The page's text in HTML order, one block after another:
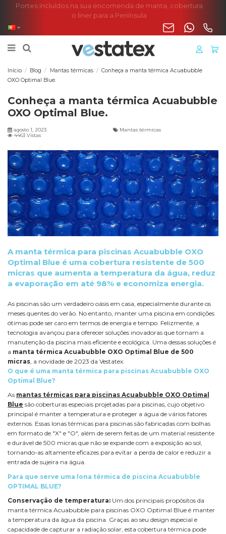
Portes incluídos na sua encomenda de manta, cobertura
o liner para a Península
Início Blog Mantas térmicas
Conheça a manta térmica Acuabubble
OXO Optimal Blue.
Conheça a manta térmica Acuabubble
OXO Optimal Blue.
agosto 1, 2023
Mantas térmicas
4463 Vistas
A manta térmica para piscinas Acuabubble OXO
Optimal Blue é uma cobertura resistente de 500
micras que aumenta a temperatura da água, reduz
a evaporação em até 98% e economiza energia.
As piscinas são um verdadeiro oásis em casa, especialmente durante os
meses quentes do verão. No entanto, manter uma piscina em condições
ótimas pode ser caro em termos de energia e tempo. Felizmente, a
tecnologia avançou para oferecer soluções inovadoras que tornam a
manutenção da piscina mais eficiente e ecológica. Uma dessas soluções é
a manta térmica Acuabubble OXO Optimal Blue de 500
micras , a novidade de 2023 da Vestatex.
O que é uma manta térmica para piscinas Acuabubble OXO
Optimal Blue?
As mantas térmicas para piscinas Acuabubble OXO Optimal
Blue são coberturas especiais projetadas para piscinas, cujo objetivo
principal é manter a temperatura e proteger a água de vários fatores
externos. Essas lonas térmicas para piscinas são fabricadas com bolhas
em formato de "X" e "O", além de serem feitas de um material resistente
e durável de 500 micras que não se expande com a exposição ao sol,
tornando-as altamente eficazes para evitar a perda de calor e reduzir a
entrada de sujeira na água.
Para que serve uma lona térmica de piscina Acuabubble
OPTIMAL BLUE?
Conservação de temperatura: Um dos principais propósitos da
manta térmica Acuabubble para piscinas OXO Optimal Blue é manter
a temperatura da água da piscina. Graças ao seu design especial e
capacidade de capturar a radiação solar, esta cobertura térmica pode